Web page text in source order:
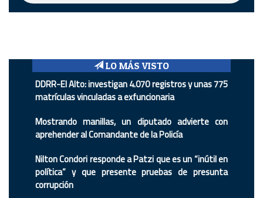
LO MÁS VISTO
DDRR-El Alto: investigan 4.070 registros y unas 775
matrículas vinculadas a exfuncionaria
Mostrando manillas, un diputado advierte con
aprehender al Comandante de la Policía
Nilton Condori responde a Patzi que es un “inútil en
política” y que presente pruebas de presunta
corrupción